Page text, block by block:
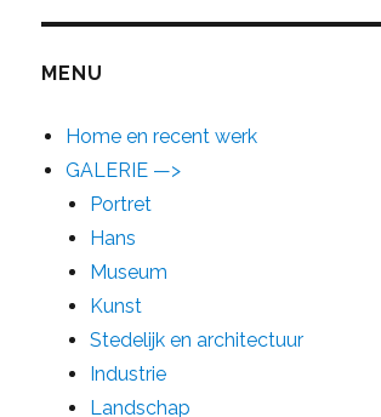
MENU
Home en recent werk
GALERIE —>
Portret
Hans
Museum
Kunst
Stedelijk en architectuur
Industrie
Landschap